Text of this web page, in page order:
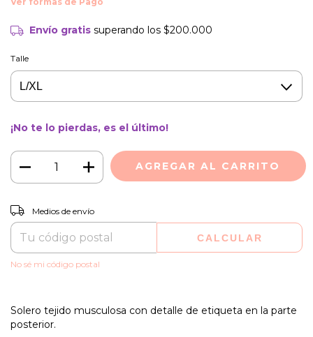
Envío gratis superando los $200.000
Talle
¡No te lo pierdas, es el último!
Entregas para el CP:
Medios de envío
CALCULAR
No sé mi código postal
Solero tejido musculosa con detalle de etiqueta en la parte
posterior.